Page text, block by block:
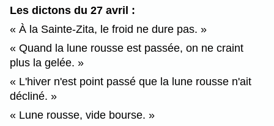
Les dictons du 27 avril :
À la Sainte-Zita, le froid ne dure pas.
Quand la lune rousse est passée, on ne craint
plus la gelée.
L'hiver n'est point passé que la lune rousse n'ait
décliné.
Lune rousse, vide bourse.